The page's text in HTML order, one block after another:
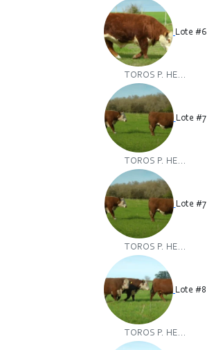
Lote #6
TOROS P. HE...
Lote #7
TOROS P. HE...
Lote #7
TOROS P. HE...
Lote #8
TOROS P. HE...